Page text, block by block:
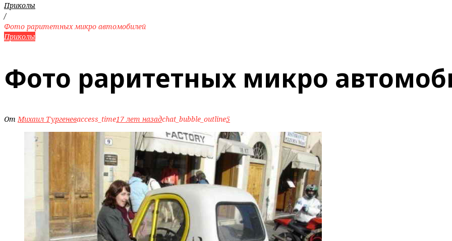
Приколы
/
Фото раритетных микро автомобилей
Приколы
Фото раритетных микро
ОтМихаил Тургеневaccess_time17 лет назадchat_bubble_outline5